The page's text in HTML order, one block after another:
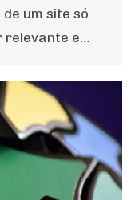
um site só
relevante e…